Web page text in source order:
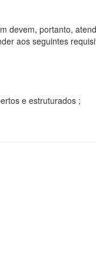
devem, portanto,
aos seguintes
e estruturados ;